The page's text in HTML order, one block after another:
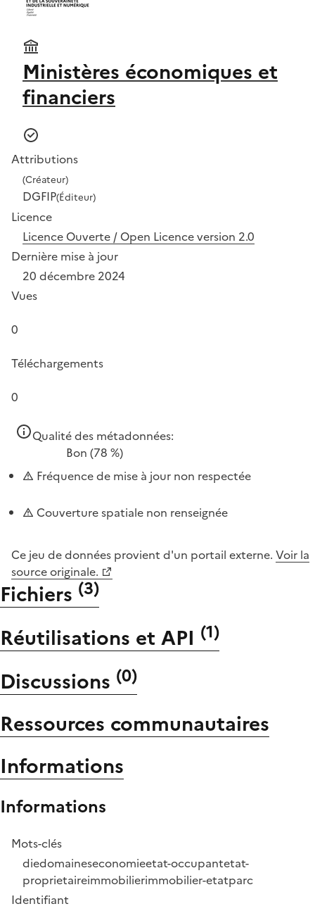
Ministères économiques et
financiers
Attributions
(Créateur)
DGFIP(Éditeur)
Licence
Licence Ouverte / Open Licence version 2.0
Dernière mise à jour
20 décembre 2024
Vues
0
Téléchargements
0
Qualité des métadonnées:
Bon (78 %)
Fréquence de mise à jour non respectée
Couverture spatiale non renseignée
Ce jeu de données provient d'un portail externe. Voir la
source originale.
Fichiers (3)
Réutilisations et API (1)
Discussions (0)
Ressources communautaires
Informations
Informations
Mots-clés
diedomaineseconomieetat-occupantetat-
proprietaireimmobilierimmobilier-etatparc
Identifiant